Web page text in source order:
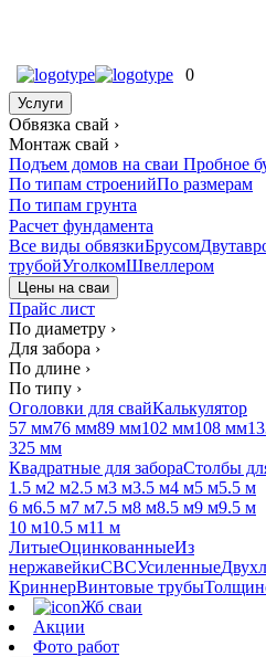
0
Услуги
Обвязка свай ›
Монтаж свай ›
Подъем домов на сваи Пробное
По типам строенийПо размерам
По типам грунта
Расчет фундамента
Все виды обвязкиБрусом
трубойУголкомШвеллером
Цены на сваи
Прайс лист
По диаметру ›
Для забора ›
По длине ›
По типу ›
Оголовки для свайКалькулятор
57 мм76 мм89 мм102 мм108 мм
325 мм
Квадратные для забораСтолбы
1.5 м2 м2.5 м3 м3.5 м4 м5 м5.5 м
6 м6.5 м7 м7.5 м8 м8.5 м9 м9.5 м
10 м10.5 м11 м
ЛитыеОцинкованныеИз
нержавейкиСВСУсиленные
КриннерВинтовые трубы
Жб сваи
Акции
Фото работ